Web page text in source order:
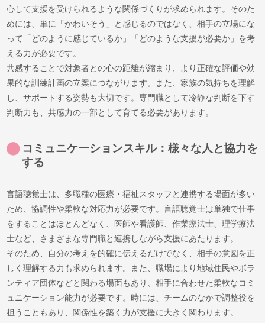
心して支援を受けられるような関係づくりが求められます。そのた
めには、単に「かわいそう」と感じるのではなく、相手の立場にな
って「どのように感じているか」「どのような支援が必要か」を考
える力が必要です。
共感することで対象者との心の距離が縮まり、より正確な評価や効
果的な訓練計画の立案につながります。また、家族の気持ちを理解
し、サポートする姿勢も大切です。専門職として冷静な判断を下す
判断力も、共感力の一部として育てる必要があります。
コミュニケーションスキル：様々な人と協力を
する
言語聴覚士は、多職種の医療・福祉スタッフと連携する場面が多い
ため、協調性や柔軟な対応力が必要です。言語聴覚士は単独で仕事
をすることはほとんどなく、医師や看護師、作業療法士、理学療法
士など、さまざまな専門職と連携しながら支援にあたります。
そのため、自分の考えを的確に伝えるだけでなく、相手の意図を正
しく理解する力も求められます。また、職場により地域住民やボラ
ンティア団体などと関わる場面もあり、相手に合わせた柔軟なコミ
ュニケーション能力が必要です。時には、チームのなかで調整役を
担うこともあり、関係性を築く力が支援に大きく関わります。